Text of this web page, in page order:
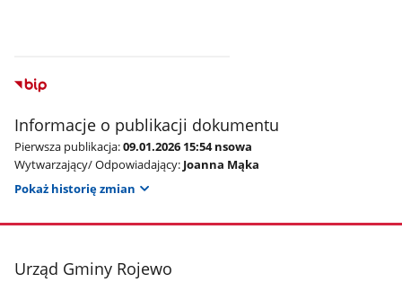
Informacje o publikacji dokumentu
Pierwsza publikacja:09.01.2026 15:54 nsowa
Wytwarzający/ Odpowiadający: Joanna Mąka
Pokaż historię zmian
stopka
Urząd Gminy Rojewo